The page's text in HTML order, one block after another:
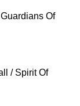
Of
/ Spirit Of